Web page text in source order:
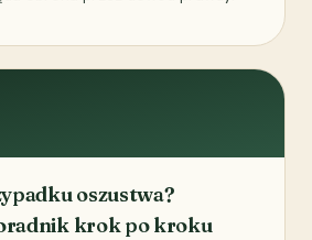
oszustwa?
krok po kroku